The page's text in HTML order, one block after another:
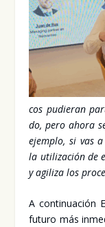
cos pudie­ran
do, pero aho­ra
ejem­plo, si vas
la uti­li­za­ción de
y agi­li­za los
A con­ti­nua­ción
futu­ro más